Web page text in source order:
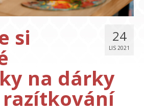
24
LIS 2021
si
na dárky